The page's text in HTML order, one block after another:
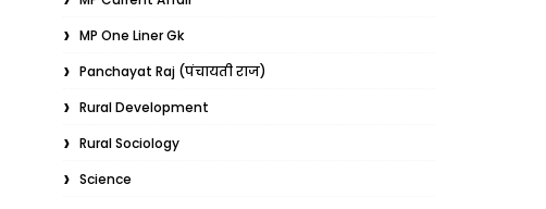
MP One Liner Gk
Panchayat Raj (पंचायती राज)
Rural Development
Rural Sociology
Science